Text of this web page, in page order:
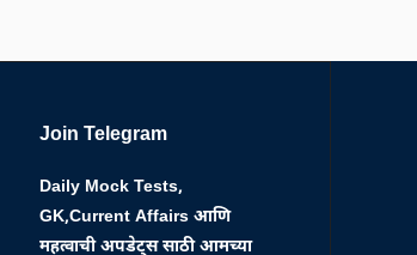
Join Telegram
Daily Mock Tests,
GK,Current Affairs आणि
महत्वाची अपडेट्स साठी आमच्या